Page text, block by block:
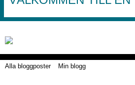
Alla bloggposter Min blogg